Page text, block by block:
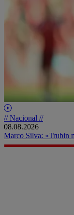
// Nacional //
08.08.2026
Marco Silva: «Trubin